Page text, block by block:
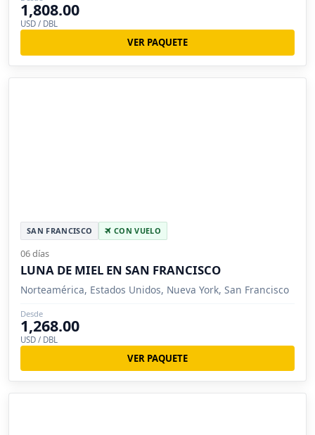
1,808.00
USD / DBL
VER PAQUETE
SAN FRANCISCO CON VUELO
06 días
LUNA DE MIEL EN SAN FRANCISCO
Norteamérica, Estados Unidos, Nueva York, San Francisco
Desde
1,268.00
USD / DBL
VER PAQUETE